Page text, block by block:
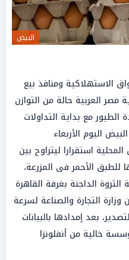
البيض
الاستهلاكية ومنافذ بيع
مصر العربية حالة من التوازن
مع بداية التداولات
اليوم الأربعاء
المحلية استقرارا ليتراوح بين
للطبق الأبيض و75 جنيها للطبق الأحمر فى المزرعة،
الداجنة بغرفة القاهرة
وزارة التجارة والصناعة لسرعة
بعد إمدادها بالبيانات
موضحًا أن هناك نحو 30 مؤسسة خالية من أنفلونزا